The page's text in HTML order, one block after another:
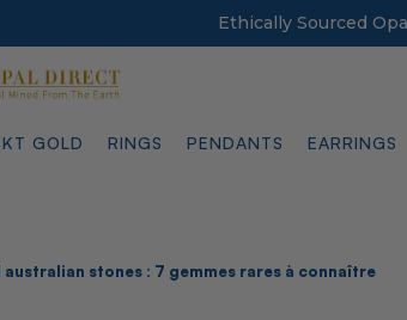
Ethically Sourced
GOLD RINGS PENDANTS EARRINGS
australian stones : 7 gemmes rares à connaître